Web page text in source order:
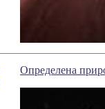
Определена